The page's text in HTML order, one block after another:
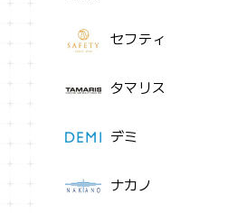
セフティ
タマリス
デミ
ナカノ